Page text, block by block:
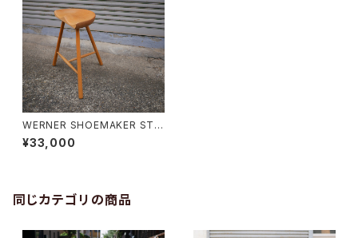
WERNER SHOEMAKER STO
OL №59
¥33,000
同じカテゴリの商品